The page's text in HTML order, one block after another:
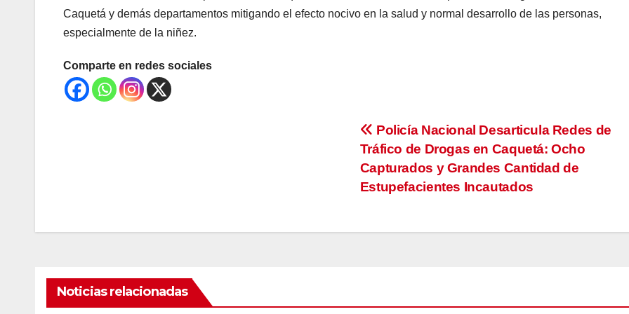
Caquetá y demás departamentos mitigando el efecto nocivo en la salud y normal desarrollo de las personas,
especialmente de la niñez.
Comparte en redes sociales
Policía Nacional Desarticula Redes de
Tráfico de Drogas en Caquetá: Ocho
Capturados y Grandes Cantidad de
Estupefacientes Incautados
Noticias relacionadas